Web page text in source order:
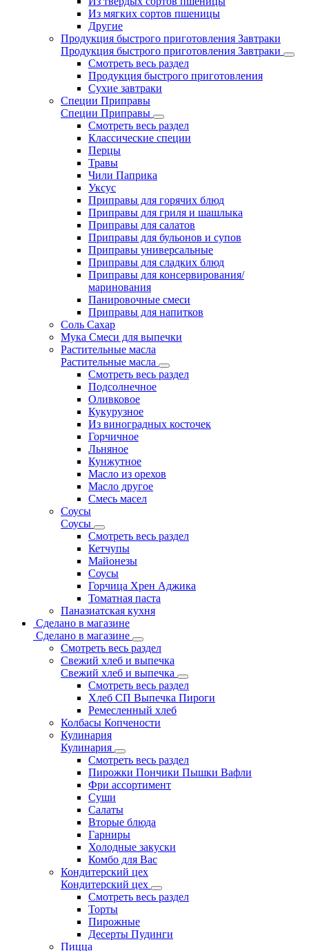
Из мягких сортов пшеницы
Другие
Продукция быстрого приготовления Завтраки
Продукция быстрого приготовления Завтраки
Смотреть весь раздел
Продукция быстрого приготовления
Сухие завтраки
Специи Приправы
Специи Приправы
Смотреть весь раздел
Классические специи
Перцы
Травы
Чили Паприка
Уксус
Приправы для горячих блюд
Приправы для гриля и шашлыка
Приправы для салатов
Приправы для бульонов и супов
Приправы универсальные
Приправы для сладких блюд
Приправы для консервирования/
маринования
Панировочные смеси
Приправы для напитков
Соль Сахар
Мука Смеси для выпечки
Растительные масла
Растительные масла
Смотреть весь раздел
Подсолнечное
Оливковое
Кукурузное
Из виноградных косточек
Горчичное
Льняное
Кунжутное
Масло из орехов
Масло другое
Смесь масел
Соусы
Соусы
Смотреть весь раздел
Кетчупы
Майонезы
Соусы
Горчица Хрен Аджика
Томатная паста
Паназиатская кухня
Сделано в магазине
Сделано в магазине
Смотреть весь раздел
Свежий хлеб и выпечка
Свежий хлеб и выпечка
Смотреть весь раздел
Хлеб СП Выпечка Пироги
Ремесленный хлеб
Колбасы Копчености
Кулинария
Кулинария
Смотреть весь раздел
Пирожки Пончики Пышки Вафли
Фри ассортимент
Суши
Салаты
Вторые блюда
Гарниры
Холодные закуски
Комбо для Вас
Кондитерский цех
Кондитерский цех
Смотреть весь раздел
Торты
Пирожные
Десерты Пудинги
Пицца